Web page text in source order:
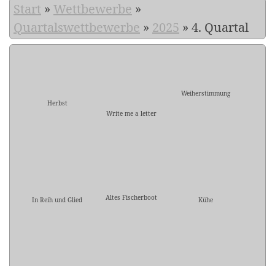
Start » Wettbewerbe »
Quartalswettbewerbe » 2025 » 4. Quartal
Herbst
Write me a letter
Weiherstimmung
In Reih und Glied Altes Fischerboot Kühe